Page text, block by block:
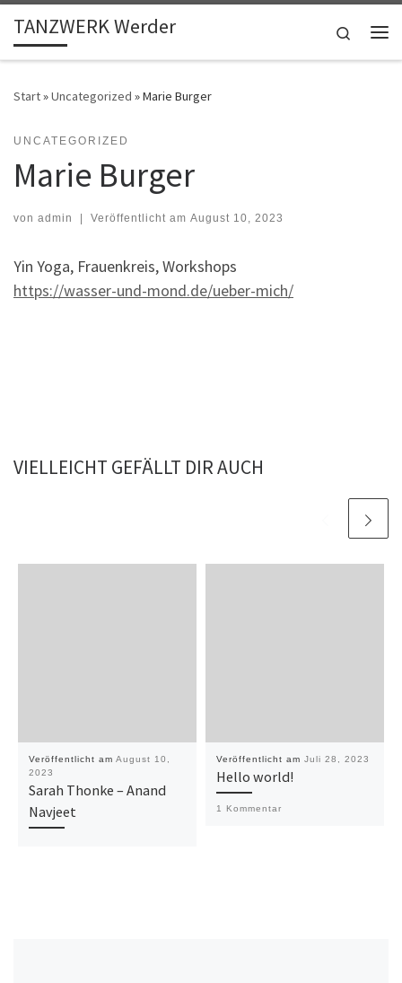
Zum Inhalt springen
TANZWERK Werder
Search
Start»Uncategorized »Marie Burger
UNCATEGORIZED
Marie Burger
von admin | Veröffentlicht am August 10, 2023
Yin Yoga, Frauenkreis, Workshops
https://wasser-und-mond.de/ueber-mich/
VIELLEICHT GEFÄLLT DIR AUCH
Veröffentlicht am August 10,
2023
Sarah Thonke – Anand
Navjeet
Veröffentlicht am Juli 28, 2023
Hello world!
1 Kommentar